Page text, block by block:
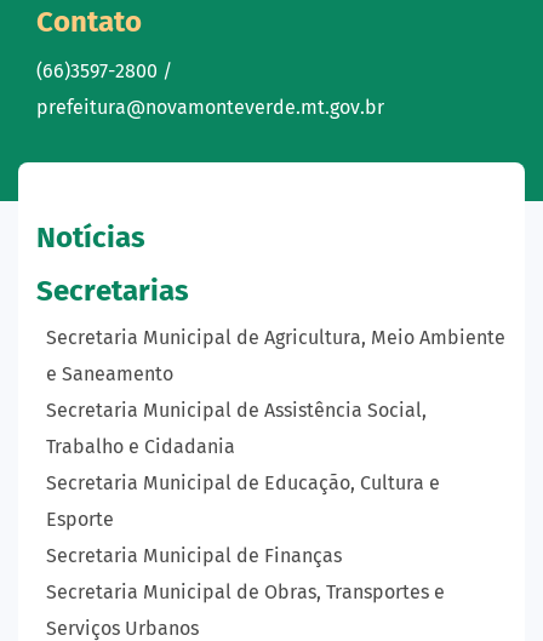
Contato
(66)3597-2800 /
prefeitura@novamonteverde.mt.gov.br
Notícias
Secretarias
Secretaria Municipal de Agricultura, Meio Ambiente
e Saneamento
Secretaria Municipal de Assistência Social,
Trabalho e Cidadania
Secretaria Municipal de Educação, Cultura e
Esporte
Secretaria Municipal de Finanças
Secretaria Municipal de Obras, Transportes e
Serviços Urbanos